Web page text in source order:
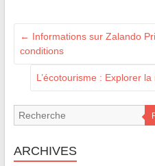
← Informations sur Zalando
conditions
L’écotourisme : Explorer
ARCHIVES